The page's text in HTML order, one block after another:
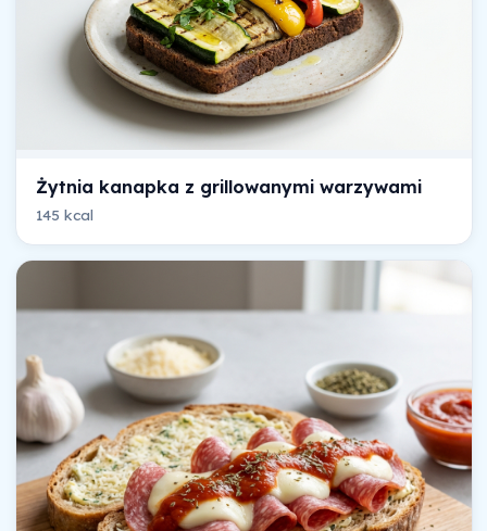
Żytnia kanapka z grillowanymi warzywami
145 kcal